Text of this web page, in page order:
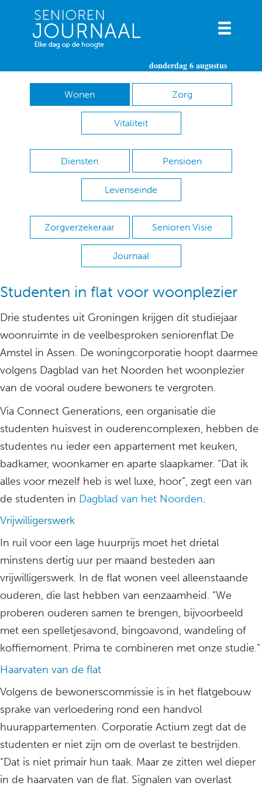
donderdag 6 augustus
Wonen Zorg
Vitaliteit
Diensten Pensioen
Levenseinde
Zorgverzekeraar Senioren Visie
Journaal
Studenten in flat voor woonplezier
Drie studentes uit Groningen krijgen dit studiejaar
woonruimte in de veelbesproken seniorenflat De
Amstel in Assen. De woningcorporatie hoopt daarmee
volgens Dagblad van het Noorden het woonplezier
van de vooral oudere bewoners te vergroten.
Via Connect Generations, een organisatie die
studenten huisvest in ouderencomplexen, hebben de
studentes nu ieder een appartement met keuken,
badkamer, woonkamer en aparte slaapkamer. “Dat ik
alles voor mezelf heb is wel luxe, hoor”, zegt een van
de studenten in Dagblad van het Noorden.
Vrijwilligerswerk
In ruil voor een lage huurprijs moet het drietal
minstens dertig uur per maand besteden aan
vrijwilligerswerk. In de flat wonen veel alleenstaande
ouderen, die last hebben van eenzaamheid. “We
proberen ouderen samen te brengen, bijvoorbeeld
met een spelletjesavond, bingoavond, wandeling of
koffiemoment. Prima te combineren met onze studie.”
Haarvaten van de flat
Volgens de bewonerscommissie is in het flatgebouw
sprake van verloedering rond een handvol
huurappartementen. Corporatie Actium zegt dat de
studenten er niet zijn om de overlast te bestrijden.
“Dat is niet primair hun taak. Maar ze zitten wel dieper
in de haarvaten van de flat. Signalen van overlast